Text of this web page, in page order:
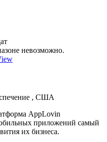
невозможно.
, США
AppLovin
приложений самый
их бизнеса.